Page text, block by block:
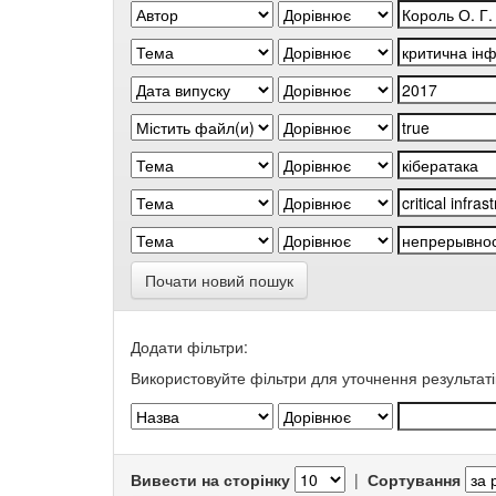
Почати новий пошук
Додати фільтри:
Використовуйте фільтри для уточнення
Вивести на сторінку | Сортування